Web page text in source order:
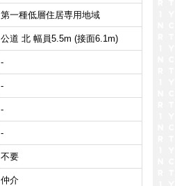
第一種低層住居専用地域
公道 北 幅員5.5m (接面6.1m)
-
-
-
-
不要
仲介